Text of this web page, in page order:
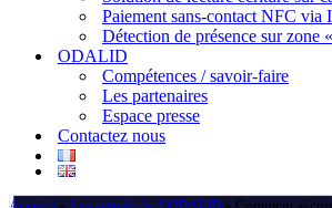
Paiement sans-contact NFC via
Détection de présence sur zone
ODALID
Compétences / savoir-faire
Les partenaires
Espace presse
Contactez nous